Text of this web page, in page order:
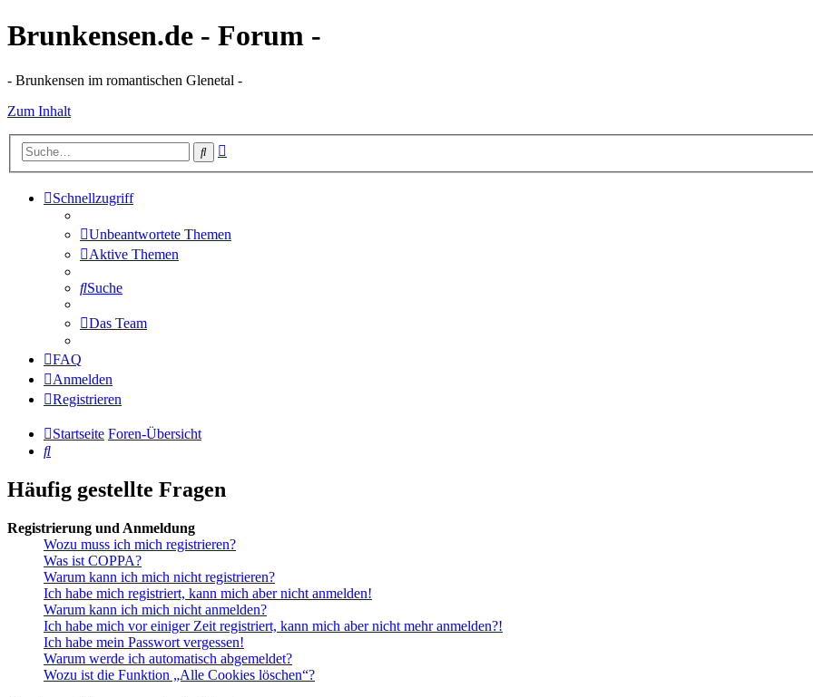
Brunkensen.de - Forum -
- Brunkensen im romantischen Glenetal -
Zum Inhalt
Suche
Schnellzugriff
Unbeantwortete Themen
Aktive Themen
Suche
Das Team
FAQ
Anmelden
Registrieren
Startseite Foren-Übersicht
Suche
Häufig gestellte Fragen
Registrierung und Anmeldung
Wozu muss ich mich registrieren?
Was ist COPPA?
Warum kann ich mich nicht registrieren?
Ich habe mich registriert, kann mich aber nicht anmelden!
Warum kann ich mich nicht anmelden?
Ich habe mich vor einiger Zeit registriert, kann mich aber nicht mehr anmelden?!
Ich habe mein Passwort vergessen!
Warum werde ich automatisch abgemeldet?
Wozu ist die Funktion „Alle Cookies löschen“?